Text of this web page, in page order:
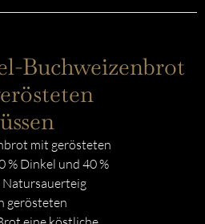
Buchweizenbrot
mit gerösteten
% Dinkel und 40 %
gerösteten